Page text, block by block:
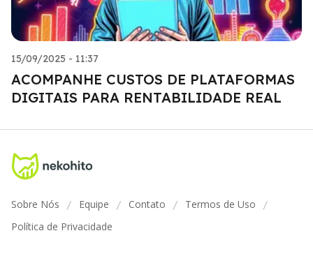
15/09/2025 - 11:37
ACOMPANHE CUSTOS DE PLATAFORMAS
DIGITAIS PARA RENTABILIDADE REAL
Sobre Nós / Equipe / Contato / Termos de Uso /
Política de Privacidade